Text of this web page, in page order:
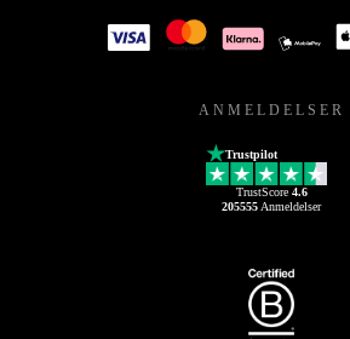
ANMELDELSER
Trustpilot
TrustScore 4.6
205555 Anmeldelser